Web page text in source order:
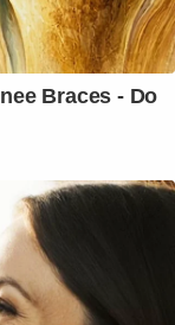
Braces - Do